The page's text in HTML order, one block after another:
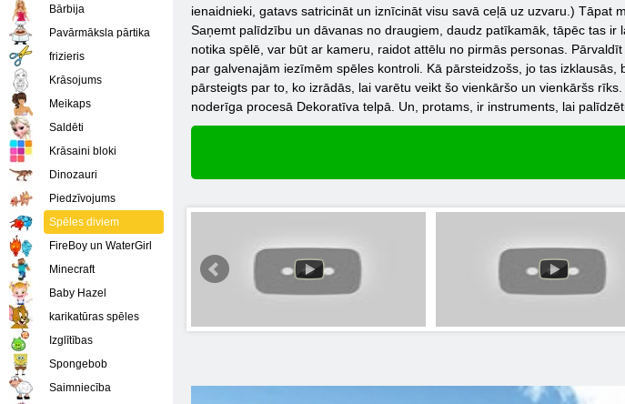
ienaidnieki, gatavs satricināt un iznīcināt visu savā ceļā uz uzvaru.) Tāpat
Saņemt palīdzību un dāvanas no draugiem, daudz patīkamāk, tāpēc tas
notika spēlē, var būt ar kameru, raidot attēlu no pirmās personas.
par galvenajām iezīmēm spēles kontroli. Kā pārsteidzošs, jo tas
pārsteigts par to, ko izrādās, lai varētu veikt šo vienkāršo un vienkāršs
noderīga procesā Dekoratīva telpā. Un, protams, ir instruments, lai
Bārbija
Pavārmāksla pārtika
frizieris
Krāsojums
Meikaps
Saldēti
Krāsaini bloki
Dinozauri
Piedzīvojums
Spēles diviem
FireBoy un WaterGirl
Minecraft
Baby Hazel
karikatūras spēles
Izglītības
Spongebob
Saimniecība